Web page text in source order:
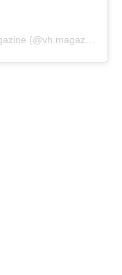
Une publication partagée par VH magazine (@vh.magazine)